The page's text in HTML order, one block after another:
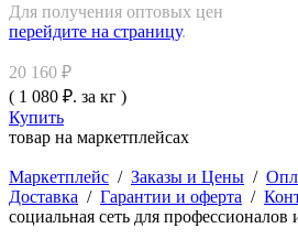
Для получения оптовых цен
перейдите на страницу.
20 160 ₽
( 1 080 ₽. за кг )
Купить
товар на маркетплейсах
Маркетплейс / Заказы и Цены /
Доставка / Гарантии и оферта /
социальная сеть для